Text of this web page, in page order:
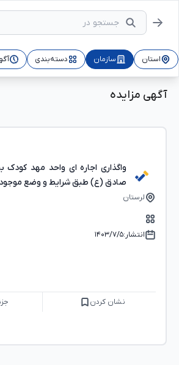
استان سازمان دسته‌بندی
آگهی مزایده
واگذاری اجاره ای واحد مهد کودک
صادق (ع) طبق شرایط و وضع موجود
لرستان
انتشار:۱۴۰۳/۷/۵
نشان کردن